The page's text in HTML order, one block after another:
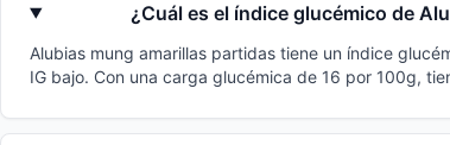
¿Cuál es el índice glucémico de
Alubias mung amarillas partidas tiene un índice
IG bajo. Con una carga glucémica de 16 por 100g,